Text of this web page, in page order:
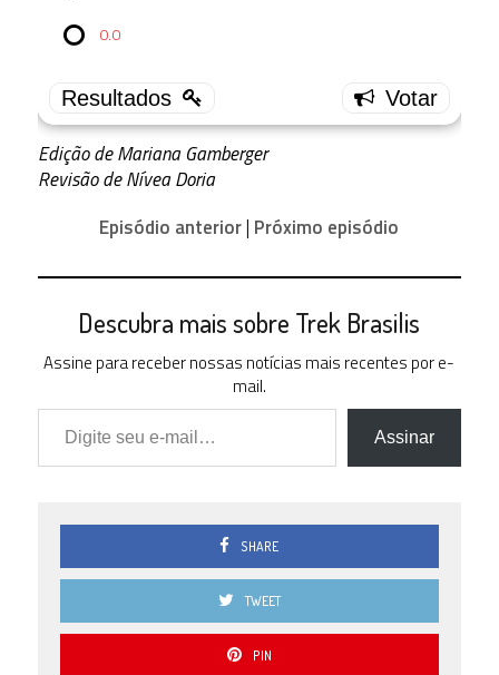
0.0
2 ( 7.69 % )
0 ( 0 % )
Edição de Mariana Gamberger
Revisão de Nívea Doria
Episódio anterior| Próximo episódio
Descubra mais sobre Trek Brasilis
Assine para receber nossas notícias mais recentes por e-
mail.
Digite seu e-mail…
Assinar
SHARE
TWEET
PIN